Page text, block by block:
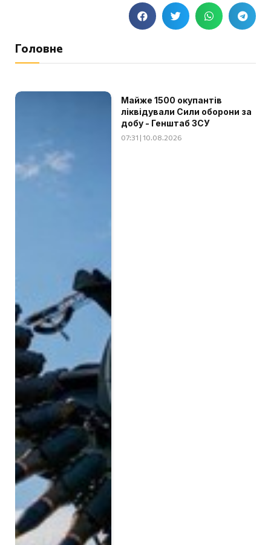
Головне
Майже 1500 окупантів
ліквідували Сили оборони за
добу - Генштаб ЗСУ
07:31 | 10.08.2026